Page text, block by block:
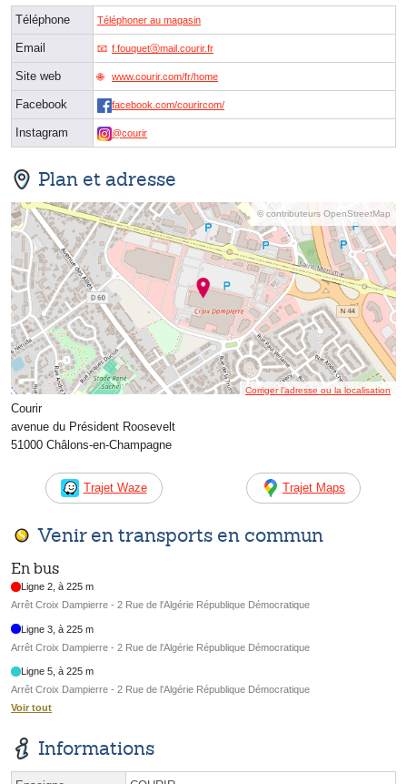
Téléphone Téléphoner au magasin
Email f.fouquetⓐmail.courir.fr
Site web www.courir.com/fr/home
Facebook facebook.com/courircom/
Instagram @courir
Plan et adresse
© contributeurs OpenStreetMap
Corriger l’adresse ou la localisation
Courir
avenue du Président Roosevelt
51000 Châlons-en-Champagne
Trajet Waze Trajet Maps
Venir en transports en commun
En bus
Ligne 2, à 225 m
Arrêt Croix Dampierre - 2 Rue de l'Algérie République Démocratique
Ligne 3, à 225 m
Arrêt Croix Dampierre - 2 Rue de l'Algérie République Démocratique
Ligne 5, à 225 m
Arrêt Croix Dampierre - 2 Rue de l'Algérie République Démocratique
Voir tout
Informations